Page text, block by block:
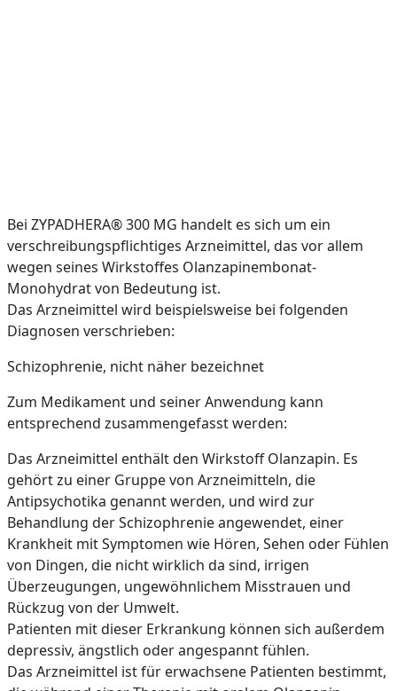
Bei ZYPADHERA® 300 MG handelt es sich um ein
verschreibungspflichtiges Arzneimittel, das vor allem
wegen seines Wirkstoffes Olanzapinembonat-
Monohydrat von Bedeutung ist.
Das Arzneimittel wird beispielsweise bei folgenden
Diagnosen verschrieben:
Schizophrenie, nicht näher bezeichnet
Zum Medikament und seiner Anwendung kann
entsprechend zusammengefasst werden:
Das Arzneimittel enthält den Wirkstoff Olanzapin. Es
gehört zu einer Gruppe von Arzneimitteln, die
Antipsychotika genannt werden, und wird zur
Behandlung der Schizophrenie angewendet, einer
Krankheit mit Symptomen wie Hören, Sehen oder Fühlen
von Dingen, die nicht wirklich da sind, irrigen
Überzeugungen, ungewöhnlichem Misstrauen und
Rückzug von der Umwelt.
Patienten mit dieser Erkrankung können sich außerdem
depressiv, ängstlich oder angespannt fühlen.
Das Arzneimittel ist für erwachsene Patienten bestimmt,